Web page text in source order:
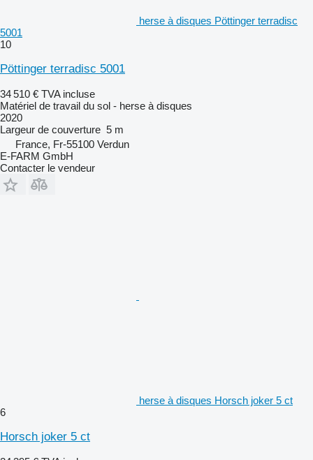
herse à disques Pöttinger terradisc
5001
10
Pöttinger terradisc 5001
34 510 € TVA incluse
Matériel de travail du sol - herse à disques
2020
Largeur de couverture 5 m
France, Fr-55100 Verdun
E-FARM GmbH
Contacter le vendeur
herse à disques Horsch joker 5 ct
6
Horsch joker 5 ct